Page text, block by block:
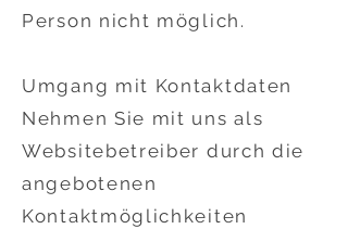
Person nicht möglich.
Umgang mit Kontaktdaten
Nehmen Sie mit uns als
Websitebetreiber durch die
angebotenen
Kontaktmöglichkeiten